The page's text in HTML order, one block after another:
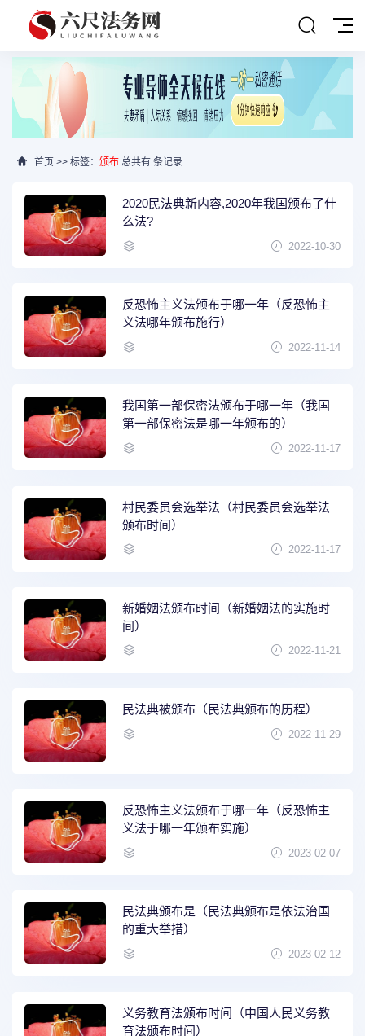
首页 >> 标签： 颁布 总共有 条记录
2020民法典新内容,2020年我国颁布了什
么法?
2022-10-30
反恐怖主义法颁布于哪一年（反恐怖主
义法哪年颁布施行）
2022-11-14
我国第一部保密法颁布于哪一年（我国
第一部保密法是哪一年颁布的）
2022-11-17
村民委员会选举法（村民委员会选举法
颁布时间）
2022-11-17
新婚姻法颁布时间（新婚姻法的实施时
间）
2022-11-21
民法典被颁布（民法典颁布的历程）
2022-11-29
反恐怖主义法颁布于哪一年（反恐怖主
义法于哪一年颁布实施）
2023-02-07
民法典颁布是（民法典颁布是依法治国
的重大举措）
2023-02-12
义务教育法颁布时间（中国人民义务教
育法颁布时间）